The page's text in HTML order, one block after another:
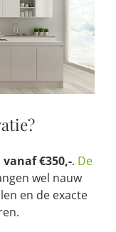
vanaf €350,-. De
wel nauw
en de exacte